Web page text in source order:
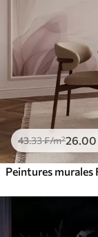
43.33₣/m²26.00